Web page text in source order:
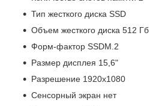
Тип жесткого диска SSD
Объем жесткого диска 512 Гб
Форм-фактор SSDM.2
Размер дисплея 15,6"
Разрешение 1920x1080
Сенсорный экран нет